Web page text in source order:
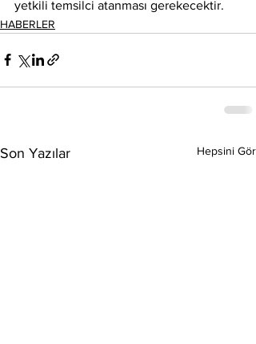
yetkili temsilci atanması gerekecektir.
HABERLER
Son Yazılar Hepsini Gör